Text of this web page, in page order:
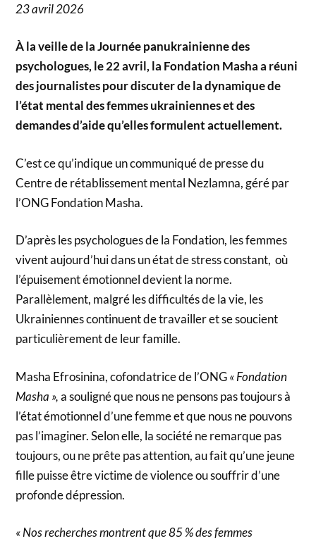
23 avril 2026
À la veille de la Journée panukrainienne des
psychologues, le 22 avril, la Fondation Masha a réuni
des journalistes pour discuter de la dynamique de
l’état mental des femmes ukrainiennes et des
demandes d’aide qu’elles formulent actuellement.
C’est ce qu’indique un communiqué de presse du
Centre de rétablissement mental Nezlamna, géré par
l’ONG Fondation Masha.
D’après les psychologues de la Fondation, les femmes
vivent aujourd’hui dans un état de stress constant, où
l’épuisement émotionnel devient la norme.
Parallèlement, malgré les difficultés de la vie, les
Ukrainiennes continuent de travailler et se soucient
particulièrement de leur famille.
Masha Efrosinina, cofondatrice de l’ONG« Fondation
Masha »,a souligné que nous ne pensons pas toujours à
l’état émotionnel d’une femme et que nous ne pouvons
pas l’imaginer. Selon elle, la société ne remarque pas
toujours, ou ne prête pas attention, au fait qu’une jeune
fille puisse être victime de violence ou souffrir d’une
profonde dépression.
« Nos recherches montrent que 85 % des femmes